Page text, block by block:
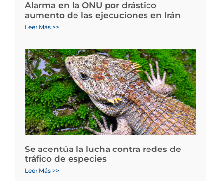
Alarma en la ONU por drástico
aumento de las ejecuciones en Irán
Leer Más >>
Se acentúa la lucha contra redes de
tráfico de especies
Leer Más >>